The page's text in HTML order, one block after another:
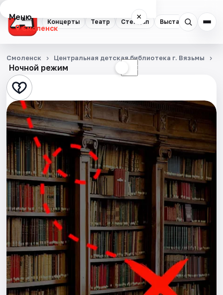
Концерты Театр Стендап Выставки
Меню ×
Смоленск
Концерты
Театр
Стендап
Выставки
Экскурсии
Спорт
События
Города
Площадки
Артисты
Ночной режим ☾
Смоленск Центральная детская библиотека г. Вязьмы